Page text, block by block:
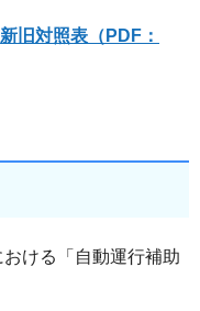
新旧対照表（PDF：
ける「自動運行補助